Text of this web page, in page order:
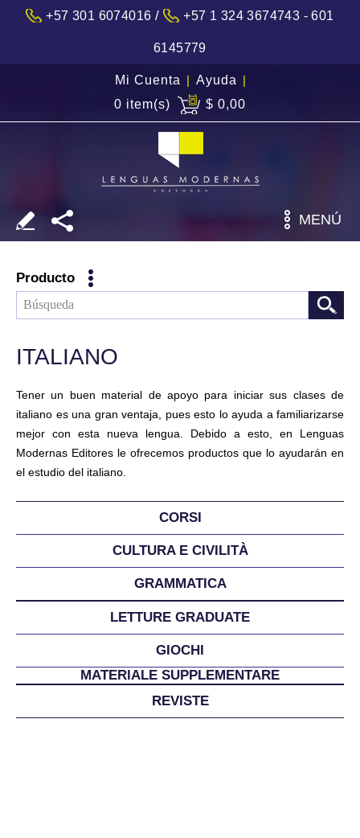
+57 301 6074016 / +57 1 324 3674743 - 601
6145779
Mi Cuenta | Ayuda |
0 item(s)
$ 0,00
MENÚ
Producto
ITALIANO
Tener un buen material de apoyo para iniciar sus clases de
italiano es una gran ventaja, pues esto lo ayuda a familiarizarse
mejor con esta nueva lengua. Debido a esto, en Lenguas
Modernas Editores le ofrecemos productos que lo ayudarán en
el estudio del italiano.
CORSI
CULTURA E CIVILITÀ
GRAMMATICA
LETTURE GRADUATE
GIOCHI
MATERIALE SUPPLEMENTARE
REVISTE